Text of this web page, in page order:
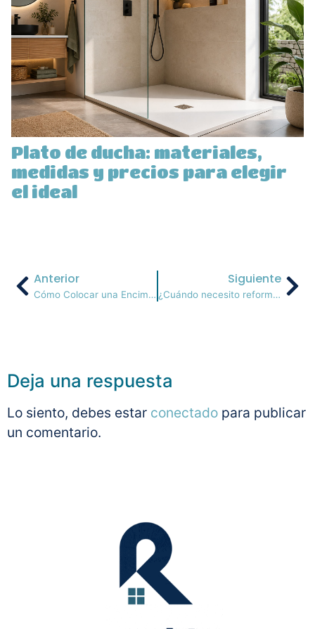
Plato de ducha: materiales,
medidas y precios para elegir
el ideal
Anterior
Cómo Colocar una Encimera de Cocina
Siguiente
¿Cuándo necesito reformar mi cocina?
Deja una respuesta
Lo siento, debes estar conectado para publicar
un comentario.